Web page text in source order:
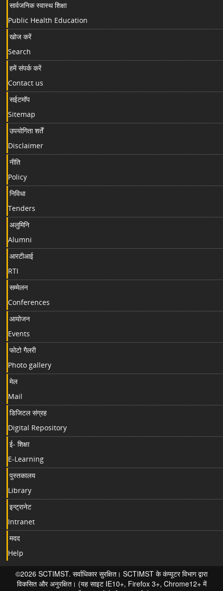
सार्वजनिक स्वास्थ शिक्षा
Public Health Education
खोज करें
Search
हमें संपर्क करें
Contact us
सईटमॉप
Sitemap
उपयोगिता शर्तें
Disclaimer
नीति
Policy
निविधा
Tenders
अलुमिनि
Alumni
आरटीआई
RTI
सम्मेलन
Conferences
आयोजन
Events
फोटो गैलरी
Photo gallery
मेल
Mail
डिजिटल संग्रह
Digital Repository
ई- शिक्षा
E-Learning
पुस्तकालय
Library
इन्ट्रानेट
Intranet
मदद
Help
©2026 SCTIMST. सर्वाधिकार सुरक्षित। SCTIMST के कंप्यूटर विभाग द्वारा
विकसित और अनुरक्षित। (यह साइट IE10+, Firefox 3+, Chrome12+ में